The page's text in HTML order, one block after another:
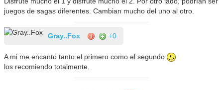
juegos de sagas diferentes. Cambian mucho del uno al otro.
Gray..Fox +0
A mi me encanto tanto el primero como el segundo
los recomiendo totalmente.